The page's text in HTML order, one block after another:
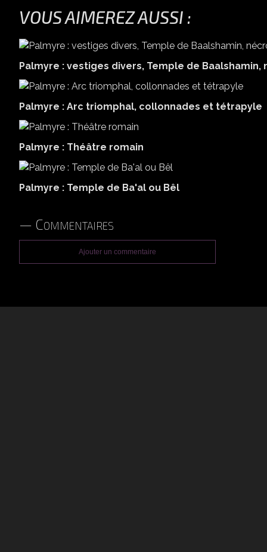
VOUS AIMEREZ AUSSI :
Palmyre : vestiges divers, Temple de Baalshamin,
Palmyre : Arc triomphal, collonnades et tétrapyle
Palmyre : Théâtre romain
Palmyre : Temple de Ba'al ou Bêl
Commentaires
Ajouter un commentaire